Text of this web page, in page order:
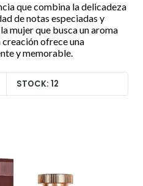
que combina la delicadeza
de notas especiadas y
mujer que busca un aroma
ofrece una
y memorable.
STOCK: 12